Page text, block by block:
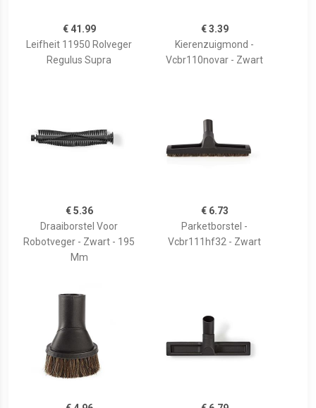
€ 41.99
Leifheit 11950 Rolveger
Regulus Supra
€ 3.39
Kierenzuigmond -
Vcbr110novar - Zwart
€ 5.36
Draaiborstel Voor
Robotveger - Zwart - 195
Mm
€ 6.73
Parketborstel -
Vcbr111hf32 - Zwart